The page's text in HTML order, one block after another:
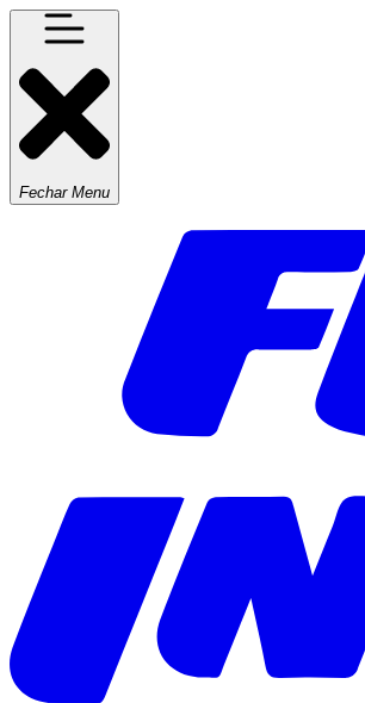
Fechar Menu